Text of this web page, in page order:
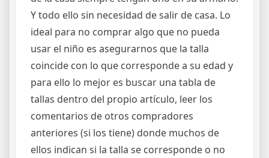
Y todo ello sin necesidad de salir de casa. Lo
ideal para no comprar algo que no pueda
usar el niño es asegurarnos que la talla
coincide con lo que corresponde a su edad y
para ello lo mejor es buscar una tabla de
tallas dentro del propio artículo, leer los
comentarios de otros compradores
anteriores (si los tiene) donde muchos de
ellos indican si la talla se corresponde o no